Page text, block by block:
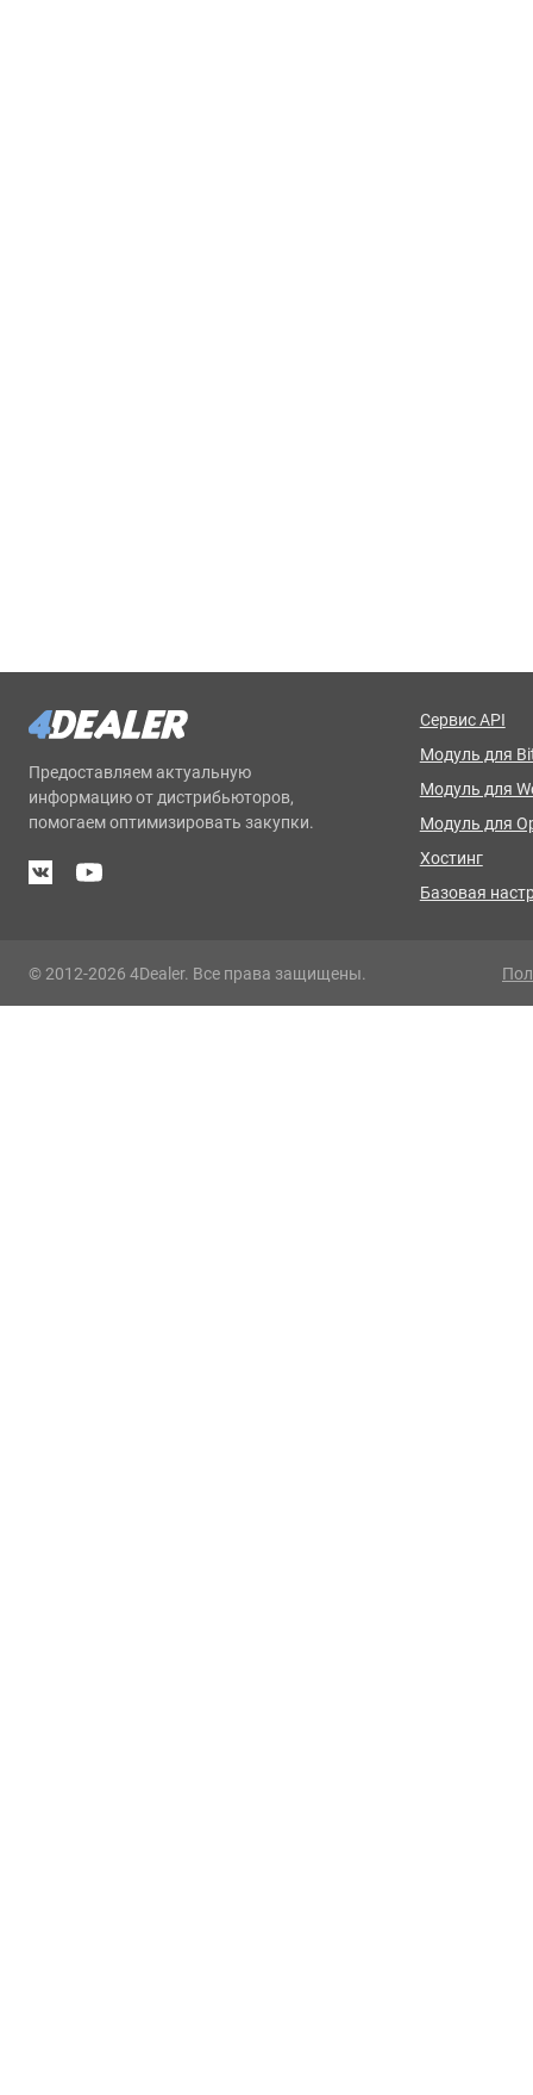
Предоставляем актуальную
информацию от дистрибьюторов,
помогаем оптимизировать закупки.
Сервис API
Модуль для
Модуль для
Модуль для
Хостинг
Базовая
© 2012-2026 4Dealer. Все права защищены.